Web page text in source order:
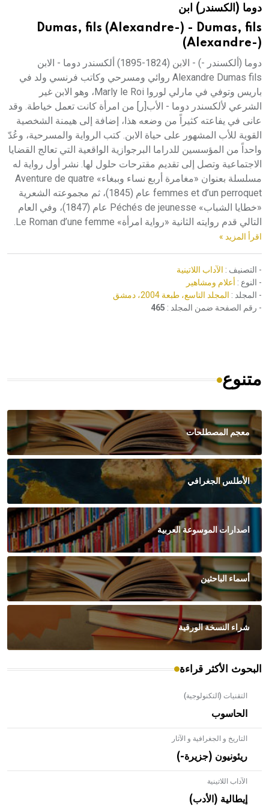
هيئة الموسوعة العربية تطلق موسوعات جديدة في عام 2026دوما (الكسندر) ابن
Dumas, fils (Alexandre-) - Dumas, fils
(Alexandre-)
دوما (ألكسندر -) - الابن (1824-1895) ألكسندر دوما - الابن
Alexandre Dumas fils روائي ومسرحي وكاتب فرنسي ولد في
باريس وتوفي في مارلي لوروا Marly le Roi، وهو الابن غير
الشرعي لألكسندر دوما - الأب[ر] من امرأة كانت تعمل خياطة. وقد
عانى في يفاعته كثيراً من وضعه هذا، إضافة إلى هيمنة الشخصية
القوية للأب المشهور على حياة الابن. كتب الرواية والمسرحية، وعُدّ
واحداً من المؤسسين للدراما البرجوازية الواقعية التي تعالج القضايا
الاجتماعية وتصل إلى تقديم مقترحات حلول لها. نشر أول رواية له
مسلسلة بعنوان «مغامرة أربع نساء وببغاء» Aventure de quatre
femmes et d’un perroquet عام (1845)، ثم مجموعته الشعرية
«خطايا الشباب» Péchés de jeunesse عام (1847)، وفي العام
التالي قدم روايته الثانية «رواية امرأة» Le Roman d’une femme.
اقرأ المزيد »
- التصنيف : الآداب اللاتينية
- النوع : أعلام ومشاهير
- المجلد : المجلد التاسع، طبعة 2004، دمشق
- رقم الصفحة ضمن المجلد : 465
متنوع
معجم المصطلحات
الأطلس الجغرافي
اصدارات الموسوعة العربية
أسماء الباحثين
شراء النسخة الورقية
البحوث الأكثر قراءة
التقنيات (التكنولوجية)
الحاسوب
التاريخ و الجغرافية و الآثار
ريئونيون (جزيرة-)
الآداب اللاتينية
إيطالية (الأدب)